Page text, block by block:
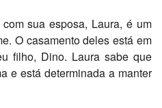
sua esposa, Laura, é um
O casamento deles está em
filho, Dino. Laura sabe que
e está determinada a manter